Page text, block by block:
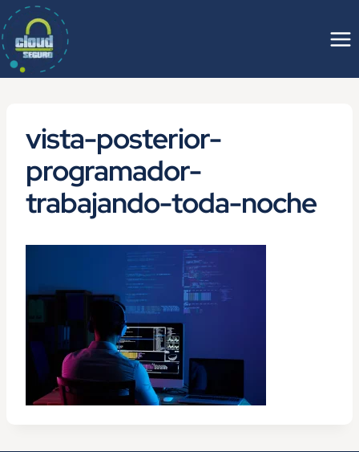
Saltar
al
contenido
vista-posterior-
programador-
trabajando-toda-noche